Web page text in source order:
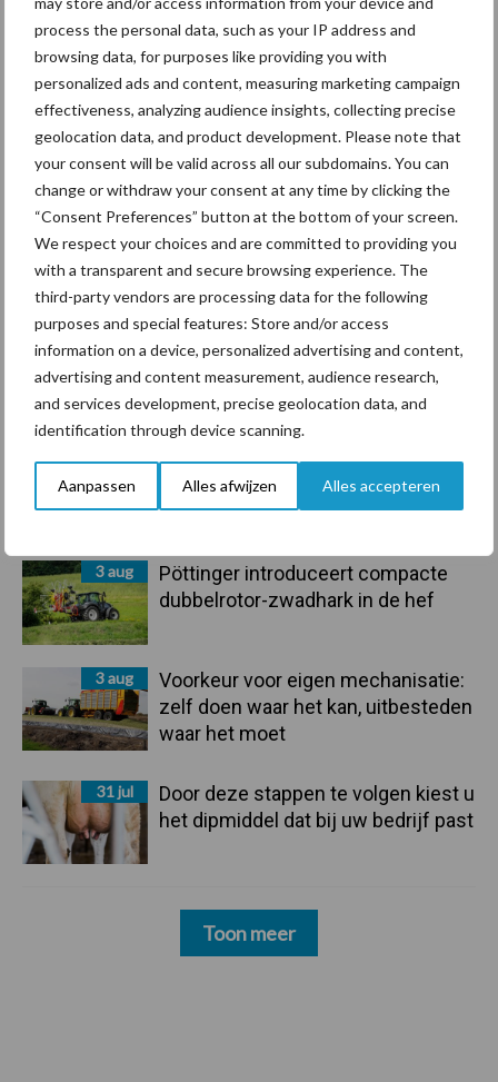
process the personal data, such as your IP address and
browsing data, for purposes like providing you with
personalized ads and content, measuring marketing campaign
effectiveness, analyzing audience insights, collecting precise
geolocation data, and product development. Please note that
your consent will be valid across all our subdomains. You can
change or withdraw your consent at any time by clicking the
“Consent Preferences” button at the bottom of your screen.
We respect your choices and are committed to providing you
with a transparent and secure browsing experience. The
third-party vendors are processing data for the following
purposes and special features: Store and/or access
information on a device, personalized advertising and content,
advertising and content measurement, audience research,
and services development, precise geolocation data, and
identification through device scanning.
Aanpassen Alles afwijzen Alles accepteren
Primaire
Sidebar
Recent nieuws Partner nieuws
5 aug
“Vraag naar praktische
hygieneoplossingen is in Polen
groter dan ooit”
5 aug
Drie Franse bedrijven over de grens
van 14.000 kilogram melk
3 aug
Pöttinger introduceert compacte
dubbelrotor-zwadhark in de hef
3 aug
Voorkeur voor eigen mechanisatie:
zelf doen waar het kan, uitbesteden
waar het moet
31 jul
Door deze stappen te volgen kiest u
het dipmiddel dat bij uw bedrijf past
Toon meer
Bedrijfsnieuws
Ligbox &
Voerhekken
Toon meer